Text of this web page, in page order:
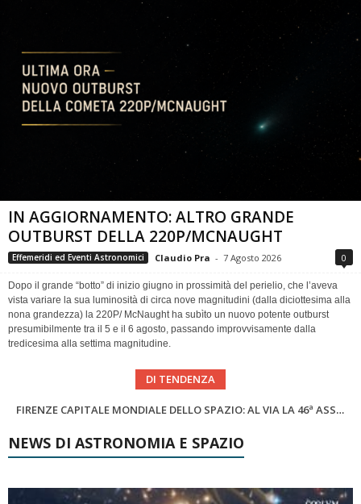
IN AGGIORNAMENTO: ALTRO GRANDE
OUTBURST DELLA 220P/MCNAUGHT
Effemeridi ed Eventi Astronomici Claudio Pra - 7 Agosto 2026 0
Dopo il grande “botto” di inizio giugno in prossimità del perielio, che l’aveva
vista variare la sua luminosità di circa nove magnitudini (dalla diciottesima alla
nona grandezza) la 220P/ McNaught ha subìto un nuovo potente outburst
presumibilmente tra il 5 e il 6 agosto, passando improvvisamente dalla
tredicesima alla settima magnitudine.
DI TENDENZA
Cielo del Mese di Agosto 2026
NEWS DI ASTRONOMIA E SPAZIO